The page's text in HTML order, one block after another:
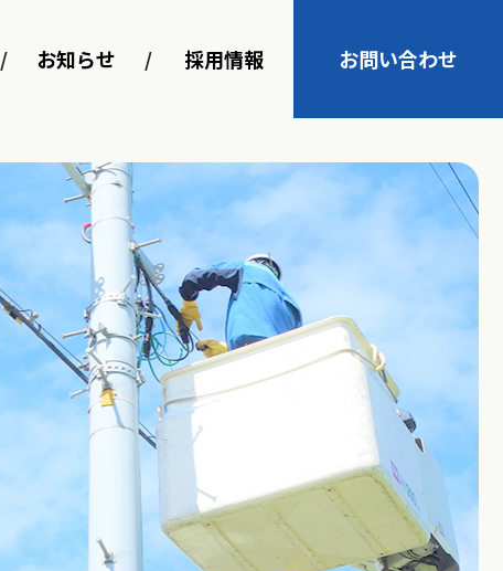
お知らせ 採用情報 お問い合わせ